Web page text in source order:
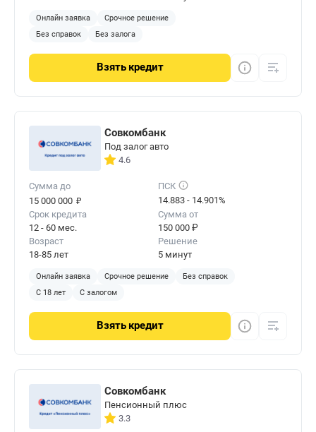
Онлайн заявка
Срочное решение
Без справок
Без залога
Взять кредит
Совкомбанк
Под залог авто
4.6
Сумма до
15 000 000 ₽
ПСК
14.883 - 14.901%
Срок кредита
12 - 60 мес.
Сумма от
150 000 ₽
Возраст
18-85 лет
Решение
5 минут
Онлайн заявка Срочное решение
Без справок
С 18 лет
С залогом
Взять кредит
Совкомбанк
Пенсионный плюс
3.3